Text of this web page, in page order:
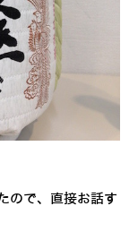
ので、直接お話す